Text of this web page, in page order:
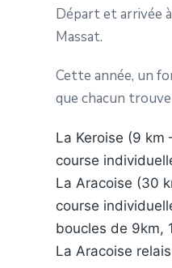
Départ et arrivée
Massat.
Cette année, un
que chacun
La Keroise (9 km
course
La Aracoise (30
course
boucles de 9km,
La Aracoise